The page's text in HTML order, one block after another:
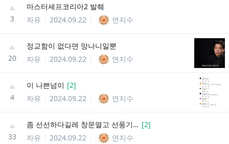
3
마스터셰프코리아2 발췌
자유
2024.09.22 연지수
20
정교함이 없다면 망나니일뿐
자유
2024.09.22 연지수
4
이 나쁜넘이 [2]
자유
2024.09.22 연지수
33
좀 선선하다길레 창문열고 선풍기틀고있는데 [2]
자유
2024.09.22 연지수